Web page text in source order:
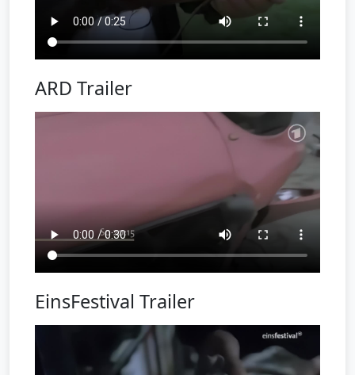
ARD Trailer
EinsFestival Trailer